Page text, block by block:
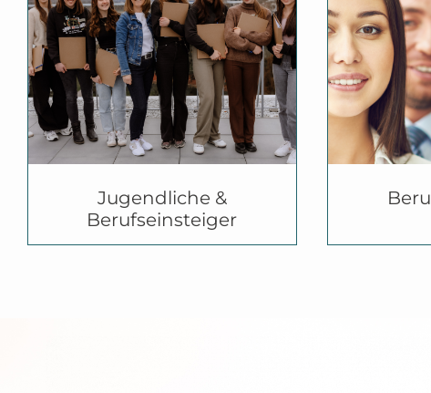
• Berufswahlcoaching
•
Berufseinstieg und
Orientierung
nach
Ausbildung oder Studium
Jugendliche &
Berufseinsteiger
•